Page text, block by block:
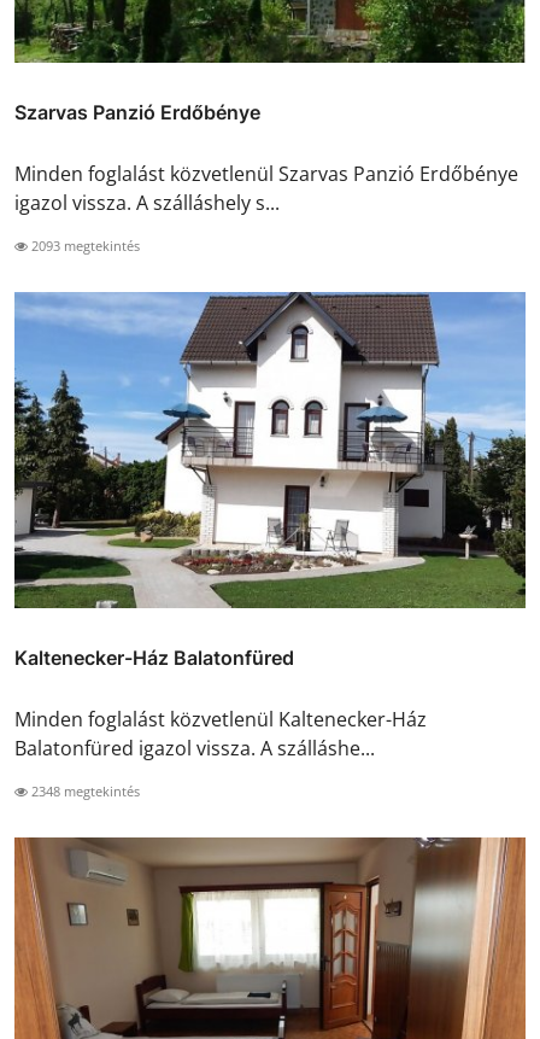
Szarvas Panzió Erdőbénye
Minden foglalást közvetlenül Szarvas Panzió Erdőbénye
igazol vissza. A szálláshely s...
2093 megtekintés
Kaltenecker-Ház Balatonfüred
Minden foglalást közvetlenül Kaltenecker-Ház
Balatonfüred igazol vissza. A szálláshe...
2348 megtekintés